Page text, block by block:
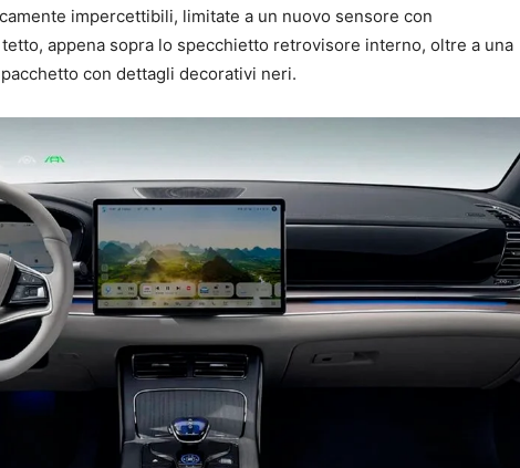
impercettibili, limitate a un nuovo sensore con
appena sopra lo specchietto retrovisore interno, oltre a una
con dettagli decorativi neri.